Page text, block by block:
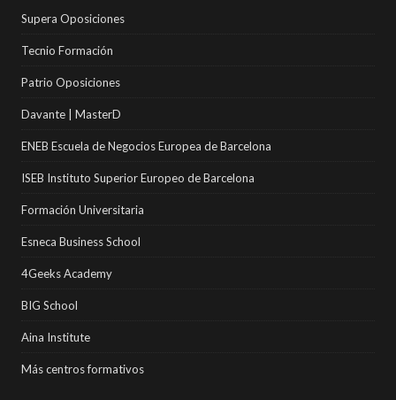
Supera Oposiciones
Tecnio Formación
Patrio Oposiciones
Davante | MasterD
ENEB Escuela de Negocios Europea de Barcelona
ISEB Instituto Superior Europeo de Barcelona
Formación Universitaria
Esneca Business School
4Geeks Academy
BIG School
Aina Institute
Más centros formativos